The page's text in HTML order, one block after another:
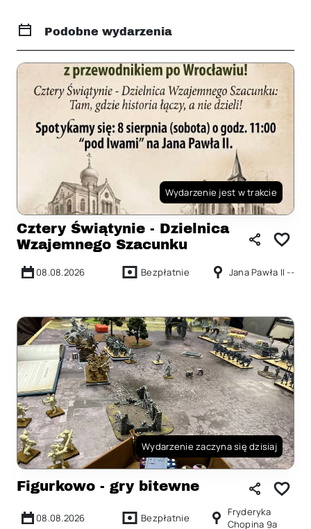
Podobne wydarzenia
Wydarzenie jest w trakcie
Cztery Świątynie - Dzielnica
Wzajemnego Szacunku
08.08.2026 Bezpłatnie Jana Pawła II --
Wydarzenie zaczyna się dzisiaj
Figurkowo - gry bitewne
08.08.2026 Bezpłatnie
Fryderyka
Chopina 9a